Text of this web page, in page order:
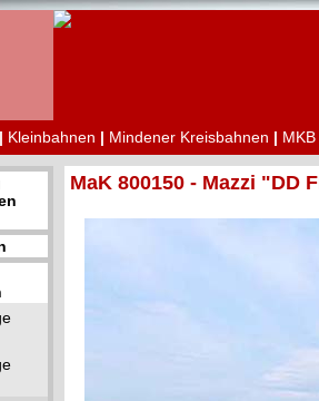
| Kleinbahnen | Mindener Kreisbahnen |
MaK 800150 - Mazzi "DD